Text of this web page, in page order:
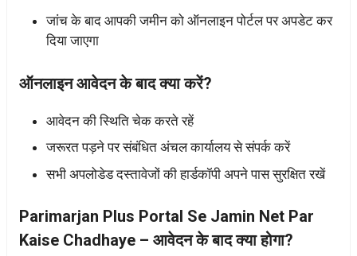
जांच के बाद आपकी जमीन को ऑनलाइन पोर्टल पर अपडेट कर
दिया जाएगा
ऑनलाइन आवेदन के बाद क्या करें?
आवेदन की स्थिति चेक करते रहें
जरूरत पड़ने पर संबंधित अंचल कार्यालय से संपर्क करें
सभी अपलोडेड दस्तावेजों की हार्डकॉपी अपने पास सुरक्षित रखें
Parimarjan Plus Portal Se Jamin Net Par
Kaise Chadhaye – आवेदन के बाद क्या होगा?